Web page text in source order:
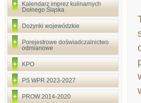
Kalendarz imprez kulinarnych
Dolnego Śląska
Dożynki wojewódzkie
Porejestrowe doświadczalnictwo
odmianowe
KPO
PS WPR 2023-2027
PROW 2014-2020